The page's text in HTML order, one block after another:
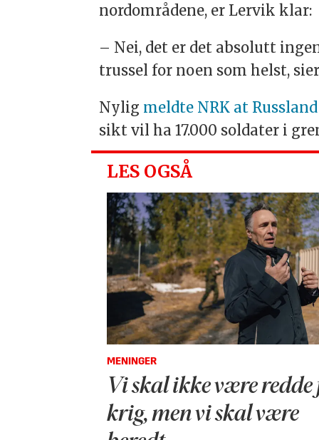
nordområdene, er Lervik klar:
– Nei, det er det absolutt
trussel for noen som helst,
Nylig meldte NRK at
sikt vil ha 17.000 soldater i
LES OGSÅ
MENINGER
Vi skal ikke være redde
krig, men vi skal være